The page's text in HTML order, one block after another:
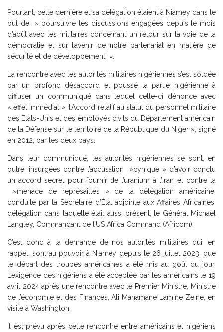
Pourtant, cette dernière et sa délégation étaient à Niamey dans le
but de » poursuivre les discussions engagées depuis le mois
d’août avec les militaires concernant un retour sur la voie de la
démocratie et sur l’avenir de notre partenariat en matière de
sécurité et de développement ».
La rencontre avec les autorités militaires nigériennes s’est soldée
par un profond désaccord et poussé la partie nigérienne à
diffuser un communiqué dans lequel celle-ci dénonce avec
« effet immédiat », l’Accord relatif au statut du personnel militaire
des Etats-Unis et des employés civils du Département américain
de la Défense sur le territoire de la République du Niger », signé
en 2012, par les deux pays.
Dans leur communiqué, les autorités nigériennes se sont, en
outre, insurgées contre l’accusation »cynique » d’avoir conclu
un accord secret pour fournir de l’uranium à l’Iran et contre la
»menace de représailles » de la délégation américaine,
conduite par la Secrétaire d’État adjointe aux Affaires Africaines,
délégation dans laquelle était aussi présent, le Général Michael
Langley, Commandant de l’US Africa Command (Africom).
C’est donc à la demande de nos autorités militaires qui, en
rappel, sont au pouvoir à Niamey depuis le 26 juillet 2023, que
le départ des troupes américaines a été mis au goût du jour.
L’exigence des nigériens a été acceptée par les américains le 19
avril 2024 après une rencontre avec le Premier Ministre, Ministre
de l’économie et des Finances, Ali Mahamane Lamine Zeine, en
visite à Washington.
Il est prévu après cette rencontre entre américains et nigériens